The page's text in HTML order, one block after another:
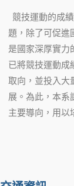
競技運動的成
題，除了可促進
是國家深厚實力
已將競技運動成
取向，並投入大
展。為此，本系
主要導向，用以